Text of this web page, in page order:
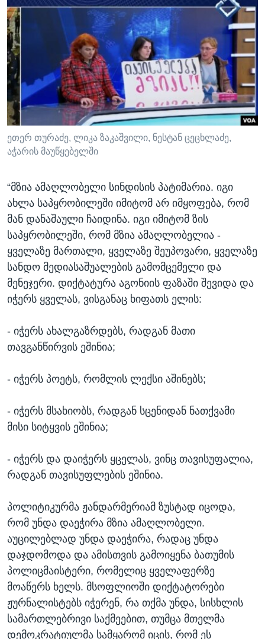
ეთერ თურაძე, ლიკა ზაკაშვილი, ნესტან ცეცხლაძე,
აჭარის მაუწყებელში
“მზია ამაღლობელი სინდისის პატიმარია. იგი
ახლა საპყრობილეში იმიტომ არ იმყოფება, რომ
მან დანაშაული ჩაიდინა. იგი იმიტომ ზის
საპყრობილეში, რომ მზია ამაღლობელია -
ყველაზე მართალი, ყველაზე შეუპოვარი, ყველაზე
სანდო მედიასაშუალების გამომცემელი და
მენეჯერი. დიქტატურა აგონიის ფაზაში შევიდა და
იჭერს ყველას, ვისგანაც ხიფათს ელის:
- იჭერს ახალგაზრდებს, რადგან მათი
თავგანწირვის ეშინია;
- იჭერს პოეტს, რომლის ლექსი აშინებს;
- იჭერს მსახიობს, რადგან სცენიდან ნათქვამი
მისი სიტყვის ეშინია;
- იჭერს და დაიჭერს ყცელას, ვინც თავისუფალია,
რადგან თავისუფლების ეშინია.
პოლიტიკურმა ჟანდარმერიამ ზუსტად იცოდა,
რომ უნდა დაეჭირა მზია ამაღლობელი.
აუცილებლად უნდა დაეჭირა, რადაც უნდა
დაჯდომოდა და ამისთვის გამოიყენა ბათუმის
პოლიცმაისტერი, რომელიც ყველაფერზე
მოაწერს ხელს. მსოფლიოში დიქტატორები
ჟურნალისტებს იჭერენ, რა თქმა უნდა, სისხლის
სამართლებრივი საქმეებით, თუმცა მთელმა
დემოკრატიულმა სამყარომ იცის, რომ ეს